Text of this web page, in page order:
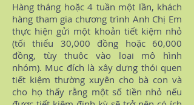
Hàng tháng hoặc 4 tuần một lần, khách
hàng tham gia chương trình Anh Chị Em
thực hiện gửi một khoản tiết kiệm nhỏ
(tối thiểu 30,000 đồng hoặc 60,000
đồng, tùy thuộc vào loại mô hình
nhóm). Mục đích là xây dựng thói quen
tiết kiệm thường xuyên cho bà con và
cho họ thấy rằng một số tiền nhỏ nếu